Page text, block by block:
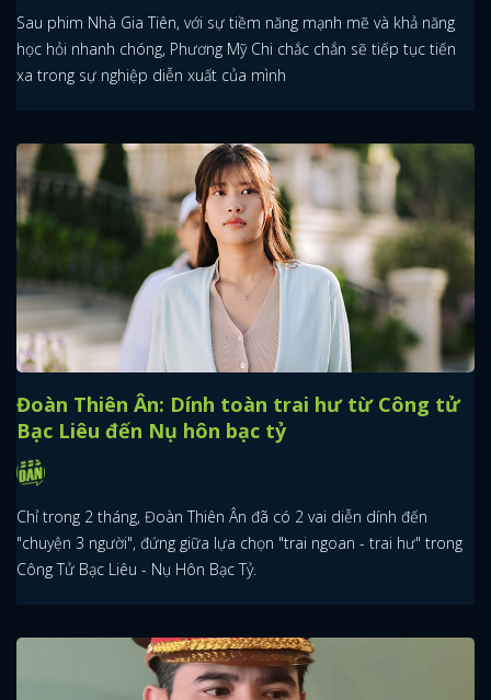
Sau phim Nhà Gia Tiên, với sự tiềm năng mạnh mẽ và khả năng
học hỏi nhanh chóng, Phương Mỹ Chi chắc chắn sẽ tiếp tục tiến
xa trong sự nghiệp diễn xuất của mình
Đoàn Thiên Ân: Dính toàn trai hư từ Công tử
Bạc Liêu đến Nụ hôn bạc tỷ
Chỉ trong 2 tháng, Đoàn Thiên Ân đã có 2 vai diễn dính đến
"chuyện 3 người", đứng giữa lựa chọn "trai ngoan - trai hư" trong
Công Tử Bạc Liêu - Nụ Hôn Bạc Tỷ.